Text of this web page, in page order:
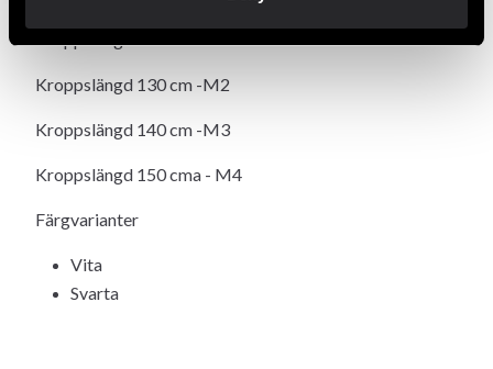
Kroppslängd 130 cm -M2
Kroppslängd 140 cm -M3
Kroppslängd 150 cma - M4
Färgvarianter
Vita
Svarta